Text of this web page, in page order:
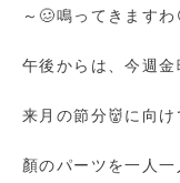
～🥴鳴ってきますわ
午後からは、今週金
来月の節分👹に向け
顏のパーツを一人